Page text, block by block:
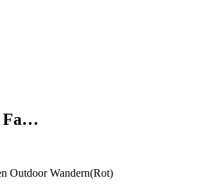
Fa…
Outdoor Wandern(Rot)